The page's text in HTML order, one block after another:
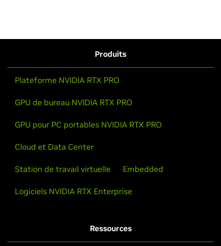
Produits
Plateforme NVIDIA RTX PRO
GPU de bureau NVIDIA RTX PRO
GPU pour PC portables NVIDIA RTX PRO
Cloud et Data Center
Station de travail virtuelle Embedded
Logiciels NVIDIA RTX Enterprise
Ressources